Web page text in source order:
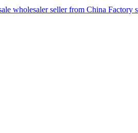
wholesaler seller from China